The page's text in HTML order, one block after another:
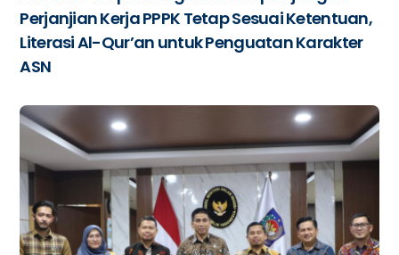
Perjanjian Kerja PPPK Tetap Sesuai Ketentuan,
Literasi Al-Qur’an untuk Penguatan Karakter
ASN